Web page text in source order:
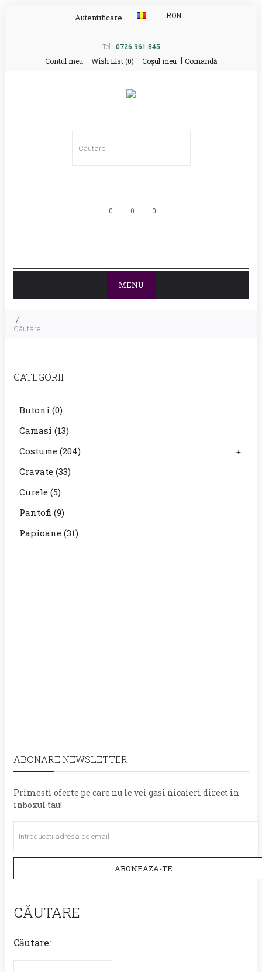
Autentificare RON
Tel.: 0726 961 845
Contul meu Wish List (0) Coşul meu Comandă
0 0 0
MENU
Căutare
CATEGORII
Butoni (0)
Camasi (13)
Costume (204) +
Cravate (33)
Curele (5)
Pantofi (9)
Papioane (31)
ABONARE NEWSLETTER
Primesti oferte pe care nu le vei gasi nicaieri direct in
inboxul tau!
ABONEAZA-TE
CĂUTARE
Căutare: